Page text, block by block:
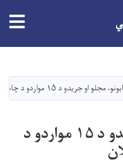
او جریدو د ۱۵ مواردو د چاپ پروژې د ګټلو اعلان
د کتابونو، مجلو او جریدو د ۱۵ مواردو د